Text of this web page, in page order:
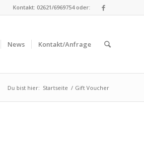
Kontakt: 02621/6969754 oder:
News Kontakt/Anfrage
Du bist hier: Startseite / Gift Voucher